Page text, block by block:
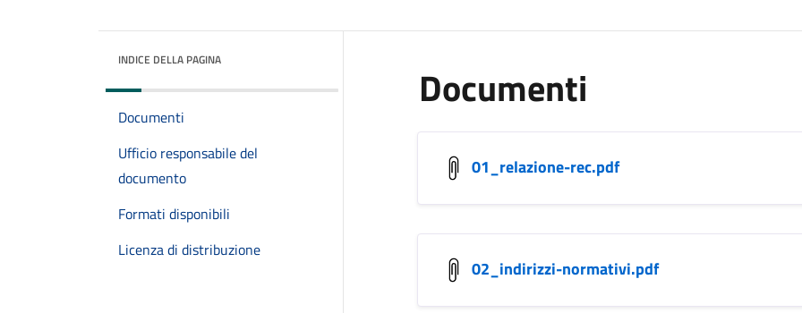
INDICE DELLA PAGINA
Documenti
Ufficio responsabile del
documento
Formati disponibili
Licenza di distribuzione
Documenti
01_relazione-rec.pdf
02_indirizzi-normativi.pdf